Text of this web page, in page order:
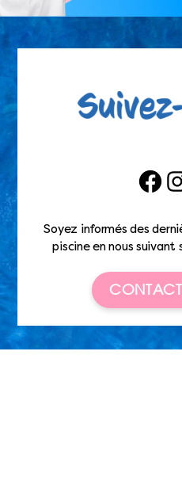
Soyez informés des
piscine en nous suivant